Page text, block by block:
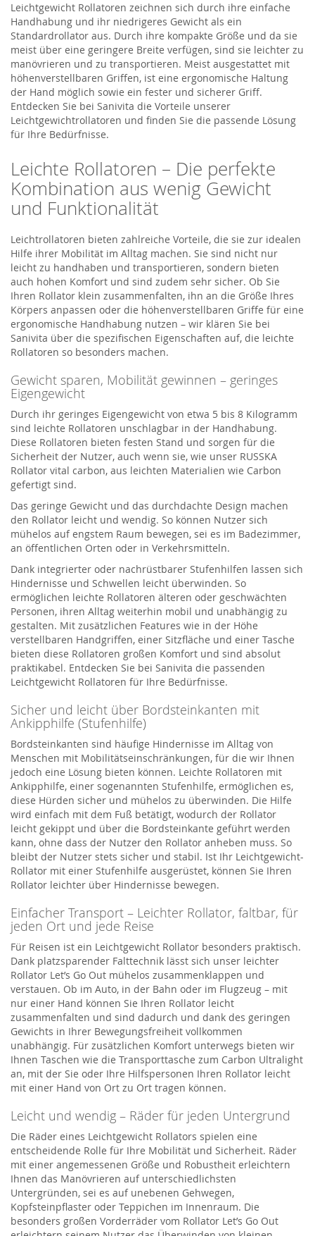
Leichtgewicht Rollatoren zeichnen sich durch ihre einfache
Handhabung und ihr niedrigeres Gewicht als ein
Standardrollator aus. Durch ihre kompakte Größe und da sie
meist über eine geringere Breite verfügen, sind sie leichter zu
manövrieren und zu transportieren. Meist ausgestattet mit
höhenverstellbaren Griffen, ist eine ergonomische Haltung
der Hand möglich sowie ein fester und sicherer Griff.
Entdecken Sie bei Sanivita die Vorteile unserer
Leichtgewichtrollatoren und finden Sie die passende Lösung
für Ihre Bedürfnisse.
Leichte Rollatoren – Die perfekte
Kombination aus wenig Gewicht
und Funktionalität
Leichtrollatoren bieten zahlreiche Vorteile, die sie zur idealen
Hilfe ihrer Mobilität im Alltag machen. Sie sind nicht nur
leicht zu handhaben und transportieren, sondern bieten
auch hohen Komfort und sind zudem sehr sicher. Ob Sie
Ihren Rollator klein zusammenfalten, ihn an die Größe Ihres
Körpers anpassen oder die höhenverstellbaren Griffe für eine
ergonomische Handhabung nutzen – wir klären Sie bei
Sanivita über die spezifischen Eigenschaften auf, die leichte
Rollatoren so besonders machen.
Gewicht sparen, Mobilität gewinnen – geringes
Eigengewicht
Durch ihr geringes Eigengewicht von etwa 5 bis 8 Kilogramm
sind leichte Rollatoren unschlagbar in der Handhabung.
Diese Rollatoren bieten festen Stand und sorgen für die
Sicherheit der Nutzer, auch wenn sie, wie unser RUSSKA
Rollator vital carbon, aus leichten Materialien wie Carbon
gefertigt sind.
Das geringe Gewicht und das durchdachte Design machen
den Rollator leicht und wendig. So können Nutzer sich
mühelos auf engstem Raum bewegen, sei es im Badezimmer,
an öffentlichen Orten oder in Verkehrsmitteln.
Dank integrierter oder nachrüstbarer Stufenhilfen lassen sich
Hindernisse und Schwellen leicht überwinden. So
ermöglichen leichte Rollatoren älteren oder geschwächten
Personen, ihren Alltag weiterhin mobil und unabhängig zu
gestalten. Mit zusätzlichen Features wie in der Höhe
verstellbaren Handgriffen, einer Sitzfläche und einer Tasche
bieten diese Rollatoren großen Komfort und sind absolut
praktikabel. Entdecken Sie bei Sanivita die passenden
Leichtgewicht Rollatoren für Ihre Bedürfnisse.
Sicher und leicht über Bordsteinkanten mit
Ankipphilfe (Stufenhilfe)
Bordsteinkanten sind häufige Hindernisse im Alltag von
Menschen mit Mobilitätseinschränkungen, für die wir Ihnen
jedoch eine Lösung bieten können. Leichte Rollatoren mit
Ankipphilfe, einer sogenannten Stufenhilfe, ermöglichen es,
diese Hürden sicher und mühelos zu überwinden. Die Hilfe
wird einfach mit dem Fuß betätigt, wodurch der Rollator
leicht gekippt und über die Bordsteinkante geführt werden
kann, ohne dass der Nutzer den Rollator anheben muss. So
bleibt der Nutzer stets sicher und stabil. Ist Ihr Leichtgewicht-
Rollator mit einer Stufenhilfe ausgerüstet, können Sie Ihren
Rollator leichter über Hindernisse bewegen.
Einfacher Transport – Leichter Rollator, faltbar, für
jeden Ort und jede Reise
Für Reisen ist ein Leichtgewicht Rollator besonders praktisch.
Dank platzsparender Falttechnik lässt sich unser leichter
Rollator Let’s Go Out mühelos zusammenklappen und
verstauen. Ob im Auto, in der Bahn oder im Flugzeug – mit
nur einer Hand können Sie Ihren Rollator leicht
zusammenfalten und sind dadurch und dank des geringen
Gewichts in Ihrer Bewegungsfreiheit vollkommen
unabhängig. Für zusätzlichen Komfort unterwegs bieten wir
Ihnen Taschen wie die Transporttasche zum Carbon Ultralight
an, mit der Sie oder Ihre Hilfspersonen Ihren Rollator leicht
mit einer Hand von Ort zu Ort tragen können.
Leicht und wendig – Räder für jeden Untergrund
Die Räder eines Leichtgewicht Rollators spielen eine
entscheidende Rolle für Ihre Mobilität und Sicherheit. Räder
mit einer angemessenen Größe und Robustheit erleichtern
Ihnen das Manövrieren auf unterschiedlichsten
Untergründen, sei es auf unebenen Gehwegen,
Kopfsteinpflaster oder Teppichen im Innenraum. Die
besonders großen Vorderräder vom Rollator Let’s Go Out